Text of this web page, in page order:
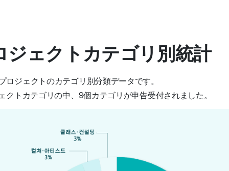
ジェクトカテゴリ別統計
ロジェクトのカテゴリ別分類データです。
クトカテゴリの中、9個カテゴリが申告受付されました。